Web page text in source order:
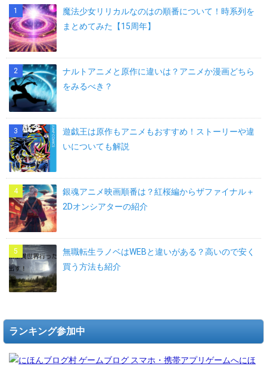
魔法少女リリカルなのはの順番について！時系列を
まとめてみた【15周年】
ナルトアニメと原作に違いは？アニメか漫画どちら
をみるべき？
遊戯王は原作もアニメもおすすめ！ストーリーや違
いについても解説
銀魂アニメ映画順番は？紅桜編からザファイナル＋
2Dオンシアターの紹介
無職転生ラノベはWEBと違いがある？高いので安く
買う方法も紹介
ランキング参加中
にほ